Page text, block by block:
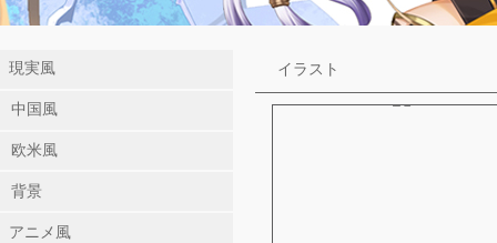
現実風
中国風
欧米風
背景
アニメ風
イラスト